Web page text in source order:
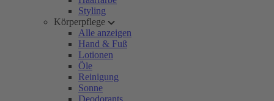
Styling
Körperpflege
Alle anzeigen
Hand & Fuß
Lotionen
Öle
Reinigung
Sonne
Deodorants